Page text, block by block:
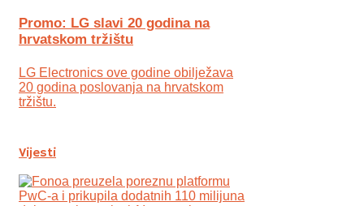
Promo: LG slavi 20 godina na
hrvatskom tržištu
LG Electronics ove godine obilježava
20 godina poslovanja na hrvatskom
tržištu.
Vijesti